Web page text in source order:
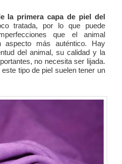
la primera capa de piel del
tratada, por lo que puede
que el animal
aspecto más auténtico. Hay
del animal, su calidad y la
no necesita ser lijada.
tipo de piel suelen tener un